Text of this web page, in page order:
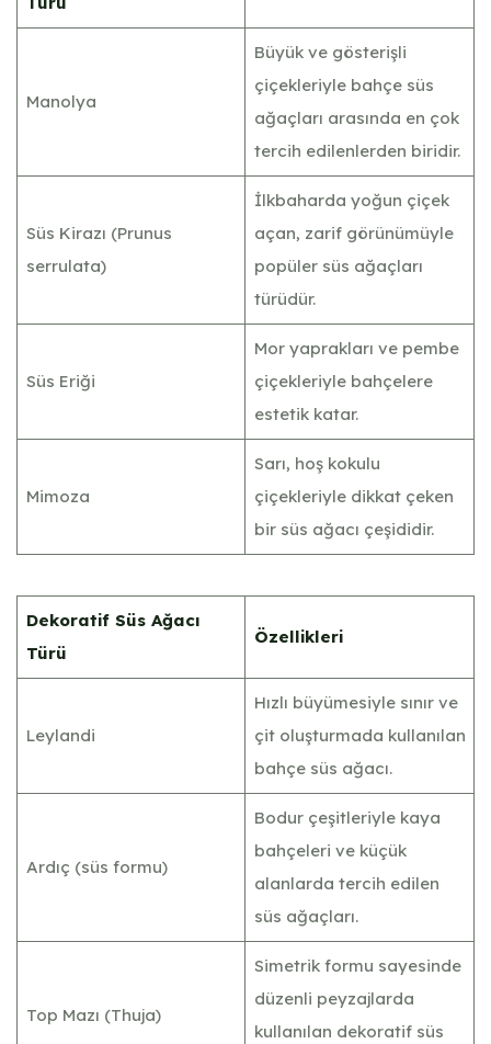
Manolya
Büyük ve gösterişli
çiçekleriyle bahçe süs
ağaçları arasında en çok
tercih edilenlerden biridir.
Süs Kirazı (Prunus
serrulata)
İlkbaharda yoğun çiçek
açan, zarif görünümüyle
popüler süs ağaçları
türüdür.
Süs Eriği
Mor yaprakları ve pembe
çiçekleriyle bahçelere
estetik katar.
Mimoza
Sarı, hoş kokulu
çiçekleriyle dikkat çeken
bir süs ağacı çeşididir.
Dekoratif Süs Ağacı
Türü
Özellikleri
Leylandi
Hızlı büyümesiyle sınır ve
çit oluşturmada kullanılan
bahçe süs ağacı.
Ardıç (süs formu)
Bodur çeşitleriyle kaya
bahçeleri ve küçük
alanlarda tercih edilen
süs ağaçları.
Top Mazı (Thuja)
Simetrik formu sayesinde
düzenli peyzajlarda
kullanılan dekoratif süs